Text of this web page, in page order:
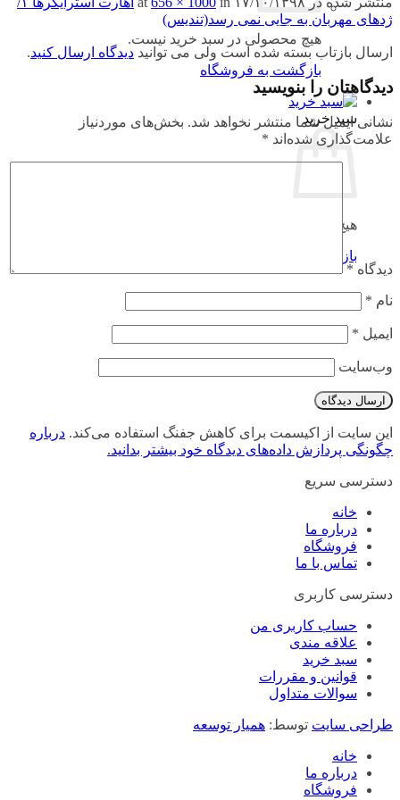
هیچ محصولی در سبد خرید نیست.
بازگشت به فروشگاه
سبد خرید
هیچ محصولی در سبد خرید نیست.
بازگشت به فروشگاه
ژدهای مهربان به جایی نمی رسد(تندیس)
ارسال بازتاب بسته شده است ولی می توانید دیدگاه ارسال کنید.
دیدگاهتان را بنویسید
نشانی ایمیل شما منتشر نخواهد شد. بخش‌های موردنیاز
علامت‌گذاری شده‌اند *
دیدگاه *
نام *
ایمیل *
وب‌سایت
این سایت از اکیسمت برای کاهش جفنگ استفاده می‌کند. درباره
چگونگی پردازش داده‌های دیدگاه خود بیشتر بدانید.
دسترسی سریع
خانه
درباره ما
فروشگاه
تماس با ما
دسترسی کاربری
حساب کاربری من
علاقه مندی
سبد خرید
قوانین و مقررات
سوالات متداول
طراحی سایت توسط: همیار توسعه
خانه
درباره ما
فروشگاه